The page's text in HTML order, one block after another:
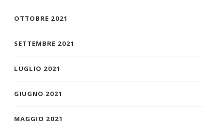
OTTOBRE 2021
SETTEMBRE 2021
LUGLIO 2021
GIUGNO 2021
MAGGIO 2021